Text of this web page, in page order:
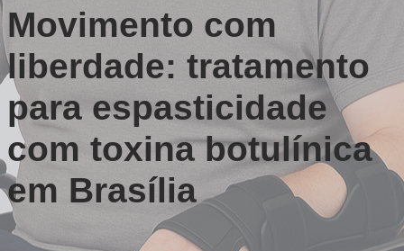
Movimento com
liberdade: tratamento
para espasticidade
com toxina botulínica
em Brasília